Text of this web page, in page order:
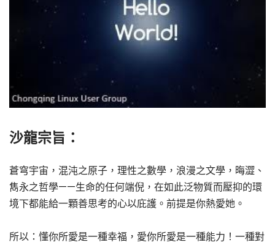
沙龍宗旨：
蒼穹宇宙，混沌之原子，理性之數學，浪漫之文學，晦澀、
雋永之哲學——生命的任何端倪，在如此泛物質而壓抑的環
境下都能給一顆善思考的心以庇護。前提是你熱愛她。
所以：懂你所愛是一種幸福，愛你所愛是一種能力！一種對